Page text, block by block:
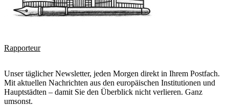
Rapporteur
Unser täglicher Newsletter, jeden Morgen direkt in Ihrem Postfach.
Mit aktuellen Nachrichten aus den europäischen Institutionen und
Hauptstädten – damit Sie den Überblick nicht verlieren. Ganz
umsonst.